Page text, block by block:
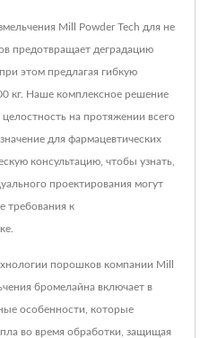
Mill Powder Tech для не
предотвращает деградацию
этом предлагая гибкую
кг. Наше комплексное решение
на протяжении всего
для фармацевтических
консультацию, чтобы узнать,
проектирования могут
требования к
порошков компании Mill
бромелайна включает в
особенности, которые
во время обработки, защищая